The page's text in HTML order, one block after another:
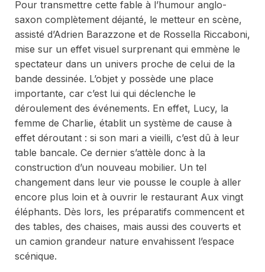
Pour transmettre cette fable à l’humour anglo-
saxon complètement déjanté, le metteur en scène,
assisté d’Adrien Barazzone et de Rossella Riccaboni,
mise sur un effet visuel surprenant qui emmène le
spectateur dans un univers proche de celui de la
bande dessinée. L’objet y possède une place
importante, car c’est lui qui déclenche le
déroulement des événements. En effet, Lucy, la
femme de Charlie, établit un système de cause à
effet déroutant : si son mari a vieilli, c’est dû à leur
table bancale. Ce dernier s’attèle donc à la
construction d’un nouveau mobilier. Un tel
changement dans leur vie pousse le couple à aller
encore plus loin et à ouvrir le restaurant Aux vingt
éléphants. Dès lors, les préparatifs commencent et
des tables, des chaises, mais aussi des couverts et
un camion grandeur nature envahissent l’espace
scénique.